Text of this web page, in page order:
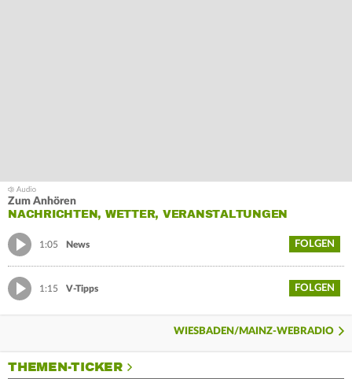
Zum Anhören
NACHRICHTEN, WETTER, VERANSTALTUNGEN
1:05 News FOLGEN
1:15 V-Tipps FOLGEN
WIESBADEN/MAINZ-WEBRADIO
THEMEN-TICKER